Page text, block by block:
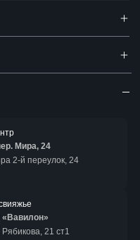
Мира, 24
2-й переулок, 24
«Вавилон»
Рябикова, 21 ст1